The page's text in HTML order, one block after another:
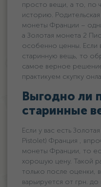
просто вещи, а то, по
историю.
монеты Франции –
а Золотая монета 2
особенно ценны. Если
старинную вещь, то
самое верное
практикуем скупку
Выгодно ли
старинные
Если у вас есть
Pistolet) Франция ,
монеты Франции, то
хорошую цену. Такой
только после оценки,
варьируется oт грн.